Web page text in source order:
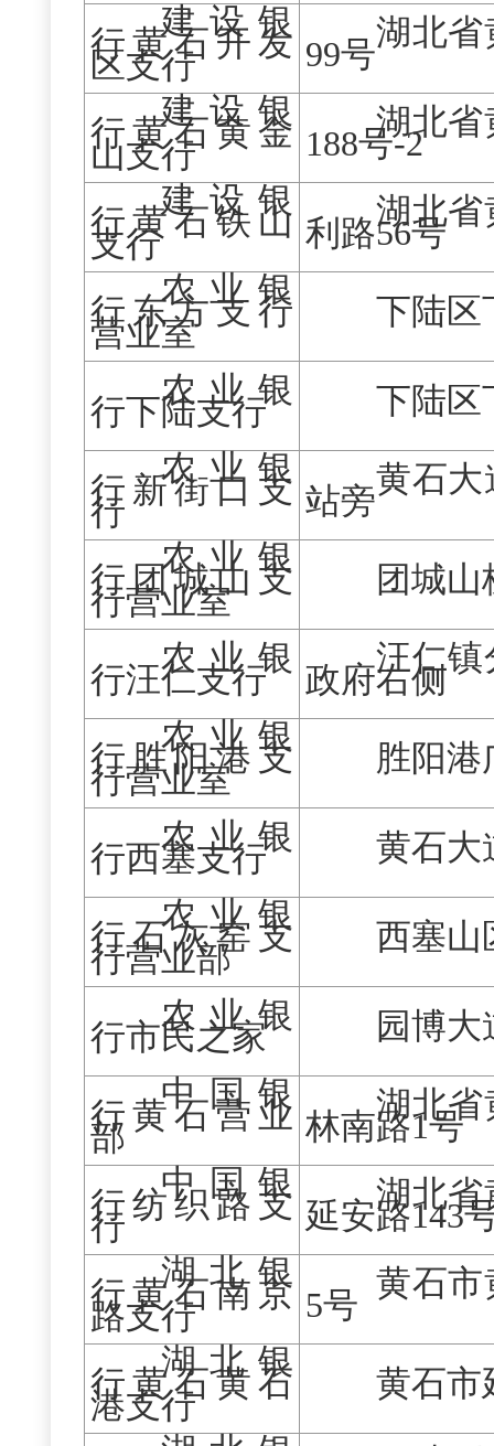
建设银
行黄石开发
区支行
湖北省
99号
建设银
行黄石黄金
山支行
湖北省
188号-2
建设银
行黄石铁山
支行
湖北省
利路56号
农业银
行东方支行
营业室
下陆区
农业银
行下陆支行
下陆区
农业银
行新街口支
行
黄石大
站旁
农业银
行团城山支
行营业室
团城
农业银
行汪仁支行
汪仁镇
政府右侧
农业银
行胜阳港支
行营业室
胜阳港
农业银
行西塞支行
黄石大
农业银
行石灰窑支
行营业部
西塞山
农业银
行市民之家
园博大
中国银
行黄石营业
部
湖北省
林南路1号
中国银
行纺织路支
行
湖北省
延安路143
湖北银
行黄石南京
路支行
黄石市
5号
湖北银
行黄石黄石
港支行
黄石市